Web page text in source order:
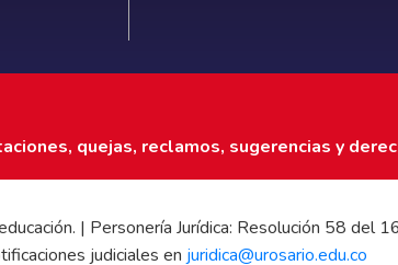
quejas, reclamos, sugerencias y
| Personería Jurídica: Resolución 58
judiciales en juridica@urosario.edu.co